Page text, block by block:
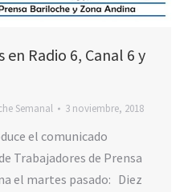
Radio 6, Canal 6 y
Semanal 3 noviembre, 2018
el comunicado
Trabajadores de Prensa
el martes pasado: Diez